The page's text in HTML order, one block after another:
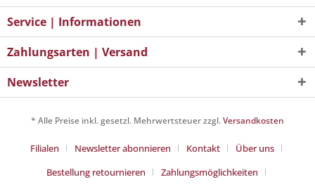
Service | Informationen
Zahlungsarten | Versand
Newsletter
* Alle Preise inkl. gesetzl. Mehrwertsteuer zzgl.Versandkosten
Filialen Newsletter abonnieren Kontakt
Über uns
Bestellung retournieren
Zahlungsmöglichkeiten